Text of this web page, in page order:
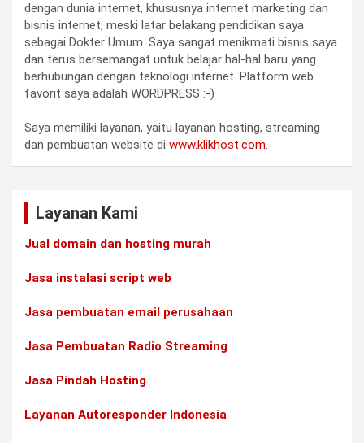
dengan dunia internet, khususnya internet marketing dan
bisnis internet, meski latar belakang pendidikan saya
sebagai Dokter Umum. Saya sangat menikmati bisnis saya
dan terus bersemangat untuk belajar hal-hal baru yang
berhubungan dengan teknologi internet. Platform web
favorit saya adalah WORDPRESS :-)
Saya memiliki layanan, yaitu layanan hosting, streaming
dan pembuatan website di www.klikhost.com.
Layanan Kami
Jual domain dan hosting murah
Jasa instalasi script web
Jasa pembuatan email perusahaan
Jasa Pembuatan Radio Streaming
Jasa Pindah Hosting
Layanan Autoresponder Indonesia